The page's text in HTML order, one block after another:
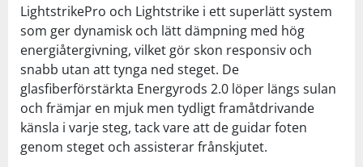
LightstrikePro och Lightstrike i ett superlätt system
som ger dynamisk och lätt dämpning med hög
energiåtergivning, vilket gör skon responsiv och
snabb utan att tynga ned steget. De
glasfiberförstärkta Energyrods 2.0 löper längs sulan
och främjar en mjuk men tydligt framåtdrivande
känsla i varje steg, tack vare att de guidar foten
genom steget och assisterar frånskjutet.